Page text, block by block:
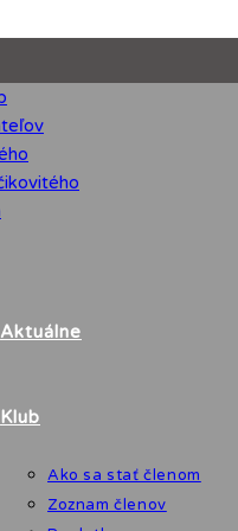
Aktuálne
Klub
Ako sa stať členom
Zoznam členov